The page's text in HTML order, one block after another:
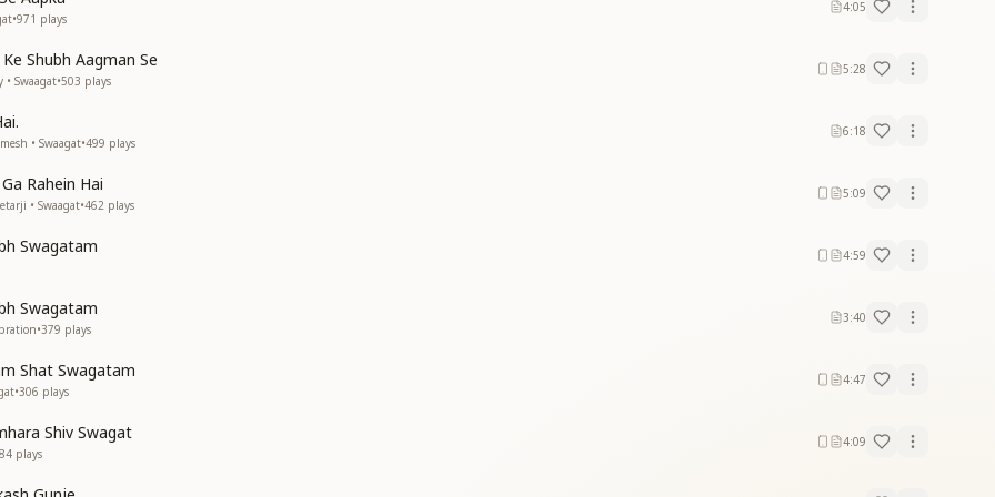
को लुटाए
को लुटाए
शुभ स्वागतम
प्यार पाए
शुभ स्वागतम
गाए
शुभ स्वागतम
•971 plays
4:05
Shubh Aagman Se
Swaagat•503 plays
5:28
• Swaagat•499 plays
6:18
Rahein Hai
• Swaagat•462 plays
5:09
Swagatam 4:59
Swagatam
•379 plays
3:40
Shat Swagatam
•306 plays
4:47
Shiv Swagat
plays
4:09